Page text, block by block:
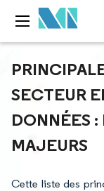
SECTEUR
DONNÉES :
MAJEURS
Cette liste des